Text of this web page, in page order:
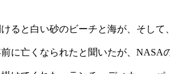
ると白い砂のビーチと海が、そして
に亡くなられたと聞いたが、NASA